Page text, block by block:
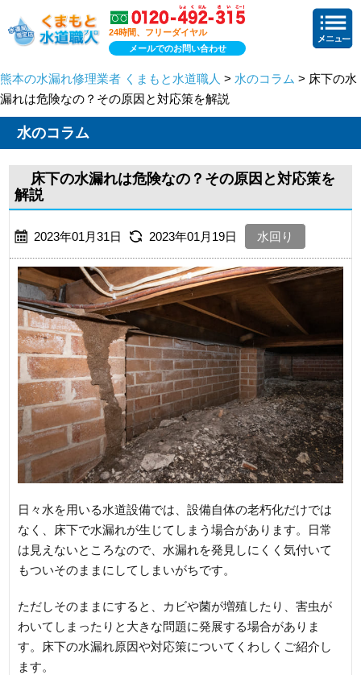
24時間、フリーダイヤル
メールでのお問い合わせ
熊本の水漏れ修理業者 くまもと水道職人 > 水のコラム > 床下の水
漏れは危険なの？その原因と対応策を解説
水のコラム
床下の水漏れは危険なの？その原因と対応策を
解説
2023年01月31日 2023年01月19日 水回り
日々水を用いる水道設備では、設備自体の老朽化だけでは
なく、床下で水漏れが生じてしまう場合があります。日常
は見えないところなので、水漏れを発見しにくく気付いて
もついそのままにしてしまいがちです。
ただしそのままにすると、カビや菌が増殖したり、害虫が
わいてしまったりと大きな問題に発展する場合がありま
す。床下の水漏れ原因や対応策についてくわしくご紹介し
ます。